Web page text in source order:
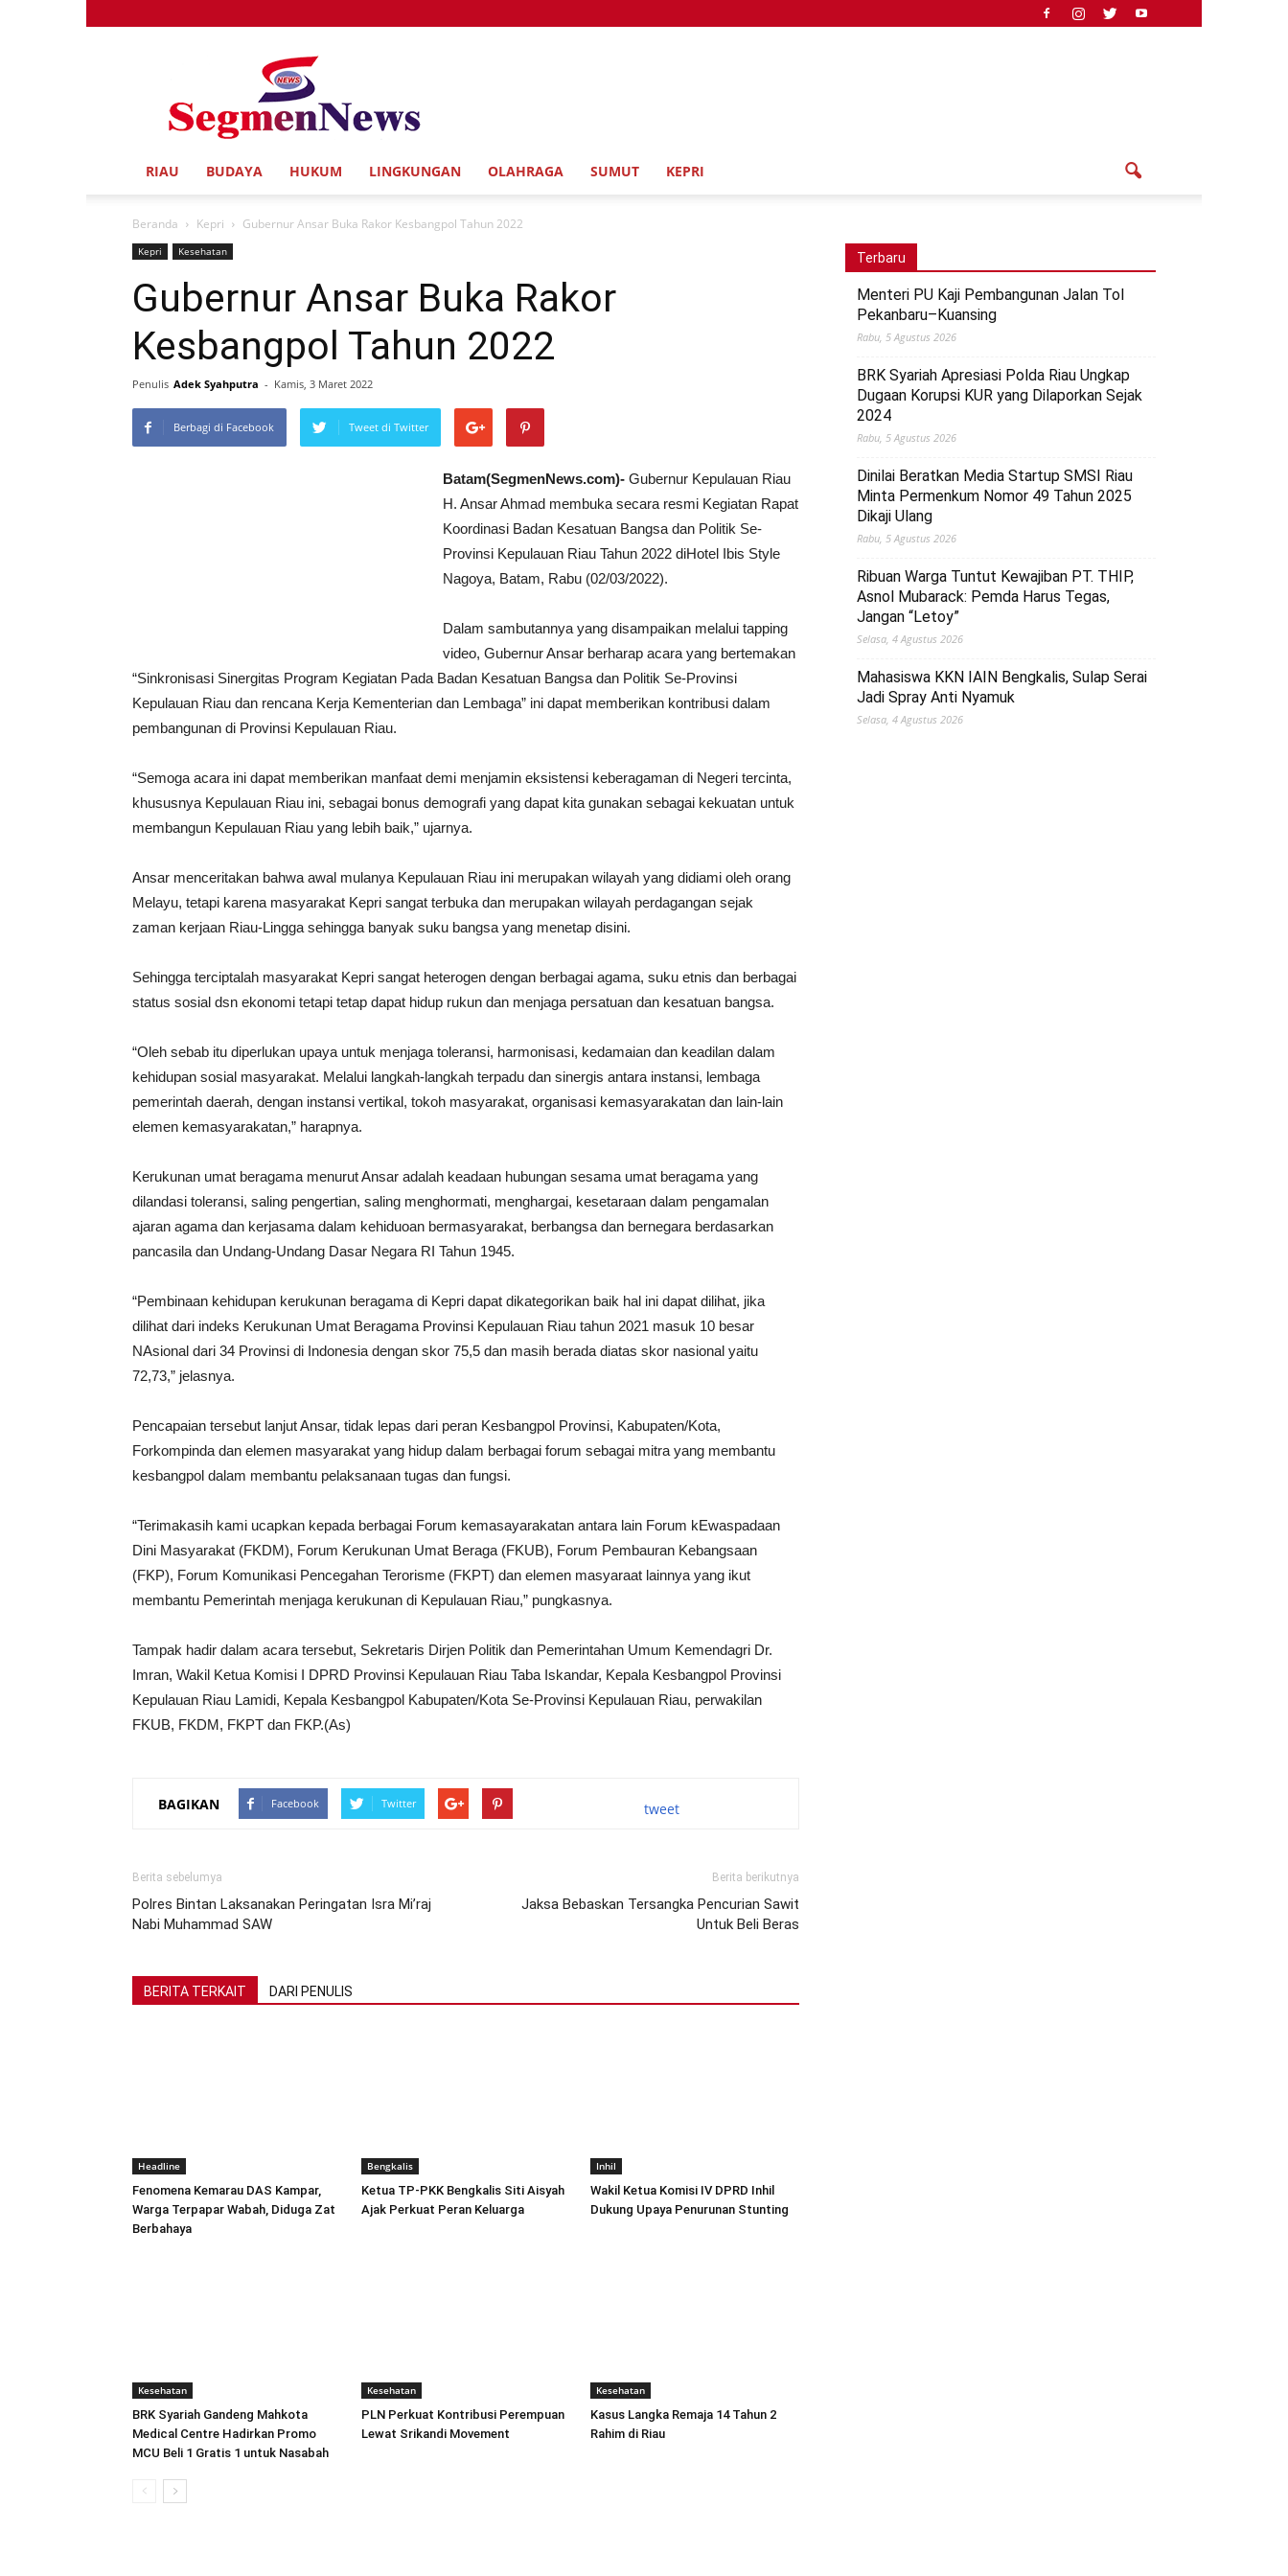
RIAU BUDAYA HUKUM LINGKUNGAN OLAHRAGA SUMUT KEPRI
Beranda Kepri Gubernur Ansar Buka Rakor Kesbangpol Tahun 2022
Kepri Kesehatan
Gubernur Ansar Buka Rakor
Kesbangpol Tahun 2022
Penulis Adek Syahputra - Kamis, 3 Maret 2022
Berbagi di Facebook Tweet di Twitter
Batam(SegmenNews.com)- Gubernur Kepulauan Riau
H. Ansar Ahmad membuka secara resmi Kegiatan Rapat
Koordinasi Badan Kesatuan Bangsa dan Politik Se-
Provinsi Kepulauan Riau Tahun 2022 diHotel Ibis Style
Nagoya, Batam, Rabu (02/03/2022).
Dalam sambutannya yang disampaikan melalui tapping
video, Gubernur Ansar berharap acara yang bertemakan
“Sinkronisasi Sinergitas Program Kegiatan Pada Badan Kesatuan Bangsa dan Politik Se-Provinsi
Kepulauan Riau dan rencana Kerja Kementerian dan Lembaga” ini dapat memberikan kontribusi dalam
pembangunan di Provinsi Kepulauan Riau.
“Semoga acara ini dapat memberikan manfaat demi menjamin eksistensi keberagaman di Negeri tercinta,
khususnya Kepulauan Riau ini, sebagai bonus demografi yang dapat kita gunakan sebagai kekuatan untuk
membangun Kepulauan Riau yang lebih baik,” ujarnya.
Ansar menceritakan bahwa awal mulanya Kepulauan Riau ini merupakan wilayah yang didiami oleh orang
Melayu, tetapi karena masyarakat Kepri sangat terbuka dan merupakan wilayah perdagangan sejak
zaman kerjaan Riau-Lingga sehingga banyak suku bangsa yang menetap disini.
Sehingga terciptalah masyarakat Kepri sangat heterogen dengan berbagai agama, suku etnis dan berbagai
status sosial dsn ekonomi tetapi tetap dapat hidup rukun dan menjaga persatuan dan kesatuan bangsa.
“Oleh sebab itu diperlukan upaya untuk menjaga toleransi, harmonisasi, kedamaian dan keadilan dalam
kehidupan sosial masyarakat. Melalui langkah-langkah terpadu dan sinergis antara instansi, lembaga
pemerintah daerah, dengan instansi vertikal, tokoh masyarakat, organisasi kemasyarakatan dan lain-lain
elemen kemasyarakatan,” harapnya.
Kerukunan umat beragama menurut Ansar adalah keadaan hubungan sesama umat beragama yang
dilandasi toleransi, saling pengertian, saling menghormati, menghargai, kesetaraan dalam pengamalan
ajaran agama dan kerjasama dalam kehiduoan bermasyarakat, berbangsa dan bernegara berdasarkan
pancasila dan Undang-Undang Dasar Negara RI Tahun 1945.
“Pembinaan kehidupan kerukunan beragama di Kepri dapat dikategorikan baik hal ini dapat dilihat, jika
dilihat dari indeks Kerukunan Umat Beragama Provinsi Kepulauan Riau tahun 2021 masuk 10 besar
NAsional dari 34 Provinsi di Indonesia dengan skor 75,5 dan masih berada diatas skor nasional yaitu
72,73,” jelasnya.
Pencapaian tersebut lanjut Ansar, tidak lepas dari peran Kesbangpol Provinsi, Kabupaten/Kota,
Forkompinda dan elemen masyarakat yang hidup dalam berbagai forum sebagai mitra yang membantu
kesbangpol dalam membantu pelaksanaan tugas dan fungsi.
“Terimakasih kami ucapkan kepada berbagai Forum kemasayarakatan antara lain Forum kEwaspadaan
Dini Masyarakat (FKDM), Forum Kerukunan Umat Beraga (FKUB), Forum Pembauran Kebangsaan
(FKP), Forum Komunikasi Pencegahan Terorisme (FKPT) dan elemen masyaraat lainnya yang ikut
membantu Pemerintah menjaga kerukunan di Kepulauan Riau,” pungkasnya.
Tampak hadir dalam acara tersebut, Sekretaris Dirjen Politik dan Pemerintahan Umum Kemendagri Dr.
Imran, Wakil Ketua Komisi I DPRD Provinsi Kepulauan Riau Taba Iskandar, Kepala Kesbangpol Provinsi
Kepulauan Riau Lamidi, Kepala Kesbangpol Kabupaten/Kota Se-Provinsi Kepulauan Riau, perwakilan
FKUB, FKDM, FKPT dan FKP.(As)
BAGIKAN Facebook Twitter tweet
Berita sebelumya
Polres Bintan Laksanakan Peringatan Isra Mi’raj
Nabi Muhammad SAW
Berita berikutnya
Jaksa Bebaskan Tersangka Pencurian Sawit
Untuk Beli Beras
BERITA TERKAIT DARI PENULIS
Headline
Fenomena Kemarau DAS Kampar,
Warga Terpapar Wabah, Diduga Zat
Berbahaya
Bengkalis
Ketua TP-PKK Bengkalis Siti Aisyah
Ajak Perkuat Peran Keluarga
Inhil
Wakil Ketua Komisi IV DPRD Inhil
Dukung Upaya Penurunan Stunting
Kesehatan
BRK Syariah Gandeng Mahkota
Medical Centre Hadirkan Promo
MCU Beli 1 Gratis 1 untuk Nasabah
Kesehatan
PLN Perkuat Kontribusi Perempuan
Lewat Srikandi Movement
Kesehatan
Kasus Langka Remaja 14 Tahun 2
Rahim di Riau
Terbaru
Menteri PU Kaji Pembangunan Jalan Tol
Pekanbaru–Kuansing
Rabu, 5 Agustus 2026
BRK Syariah Apresiasi Polda Riau Ungkap
Dugaan Korupsi KUR yang Dilaporkan Sejak
2024
Rabu, 5 Agustus 2026
Dinilai Beratkan Media Startup SMSI Riau
Minta Permenkum Nomor 49 Tahun 2025
Dikaji Ulang
Rabu, 5 Agustus 2026
Ribuan Warga Tuntut Kewajiban PT. THIP,
Asnol Mubarack: Pemda Harus Tegas,
Jangan “Letoy”
Selasa, 4 Agustus 2026
Mahasiswa KKN IAIN Bengkalis, Sulap Serai
Jadi Spray Anti Nyamuk
Selasa, 4 Agustus 2026